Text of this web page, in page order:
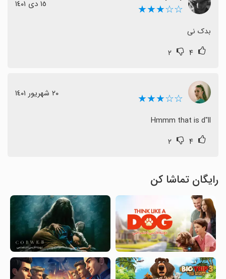
☆☆★★★ ١٥ دی ١٤٠١
بدک نی
۴ ۲
☆☆★★★ ٢٠ شهریور ١٤٠١
Hmmm that is d"ll
۴ ۲
رایگان تماشا کن